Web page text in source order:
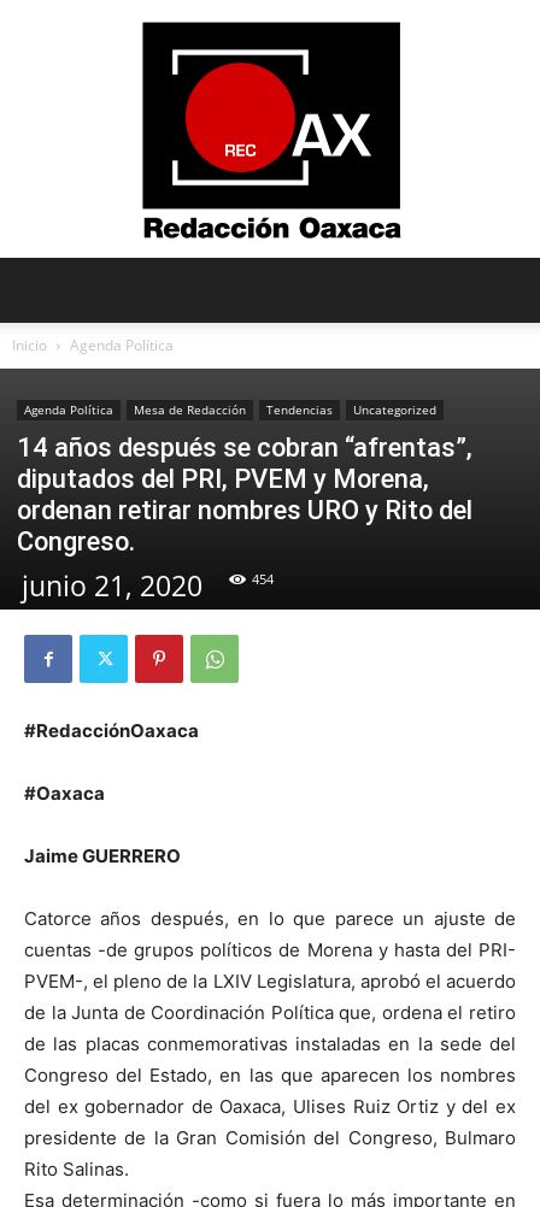
Oaxaca
Inicio Agenda Política
Agenda Política Mesa de Redacción Tendencias Uncategorized
14 años después se cobran “afrentas”,
diputados del PRI, PVEM y Morena,
ordenan retirar nombres URO y Rito del
Congreso.
junio 21, 2020 454
#RedacciónOaxaca
#Oaxaca
Jaime GUERRERO
Catorce años después, en lo que parece un ajuste de
cuentas -de grupos políticos de Morena y hasta del PRI-
PVEM-, el pleno de la LXIV Legislatura, aprobó el acuerdo
de la Junta de Coordinación Política que, ordena el retiro
de las placas conmemorativas instaladas en la sede del
Congreso del Estado, en las que aparecen los nombres
del ex gobernador de Oaxaca, Ulises Ruiz Ortiz y del ex
presidente de la Gran Comisión del Congreso, Bulmaro
Rito Salinas.
Esa determinación -como si fuera lo más importante en